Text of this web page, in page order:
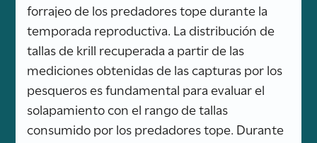
forrajeo de los predadores tope durante la
temporada reproductiva. La distribución de
tallas de krill recuperada a partir de las
mediciones obtenidas de las capturas por los
pesqueros es fundamental para evaluar el
solapamiento con el rango de tallas
consumido por los predadores tope. Durante